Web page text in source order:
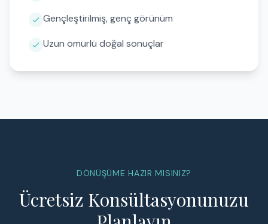
Gençleştirilmiş, genç görünüm
Uzun ömürlü doğal sonuçlar
DÖNÜŞÜME HAZIR MISINIZ?
Ücretsiz Konsültasyonunuzu